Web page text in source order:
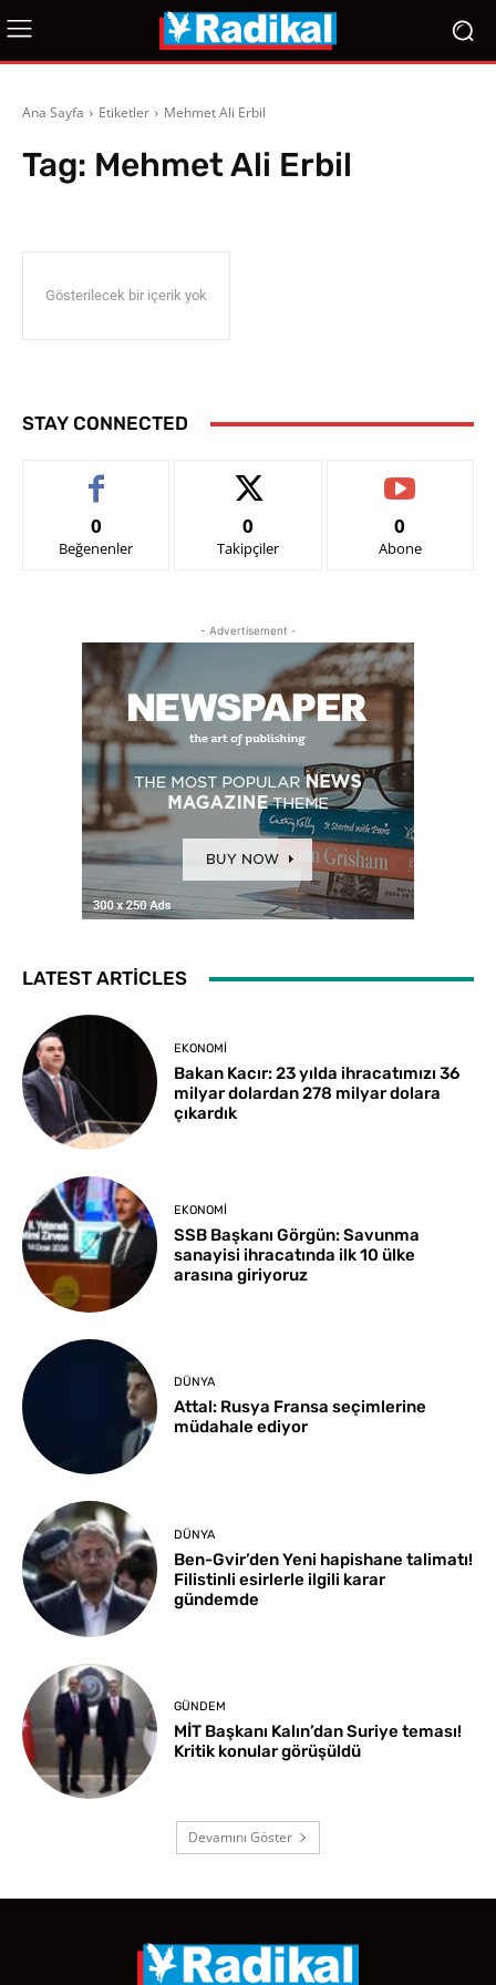
Ana Sayfa Etiketler Mehmet Ali Erbil
Tag: Mehmet Ali Erbil
Gösterilecek bir içerik yok
STAY CONNECTED
0
Beğenenler
0
Takipçiler
0
Abone
- Advertisement -
LATEST ARTICLES
EKONOMI
Bakan Kacır: 23 yılda ihracatımızı 36
milyar dolardan 278 milyar dolara
çıkardık
EKONOMI
SSB Başkanı Görgün: Savunma
sanayisi ihracatında ilk 10 ülke
arasına giriyoruz
DÜNYA
Attal: Rusya Fransa seçimlerine
müdahale ediyor
DÜNYA
Ben-Gvir’den Yeni hapishane talimatı!
Filistinli esirlerle ilgili karar
gündemde
GÜNDEM
MİT Başkanı Kalın’dan Suriye teması!
Kritik konular görüşüldü
Devamını Göster